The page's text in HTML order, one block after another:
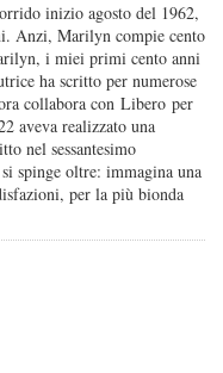
inizio agosto del 1962,
Anzi, Marilyn compie cento
i miei primi cento anni
ha scritto per numerose
collabora con Libero per
aveva realizzato una
nel sessantesimo
spinge oltre: immagina una
per la più bionda